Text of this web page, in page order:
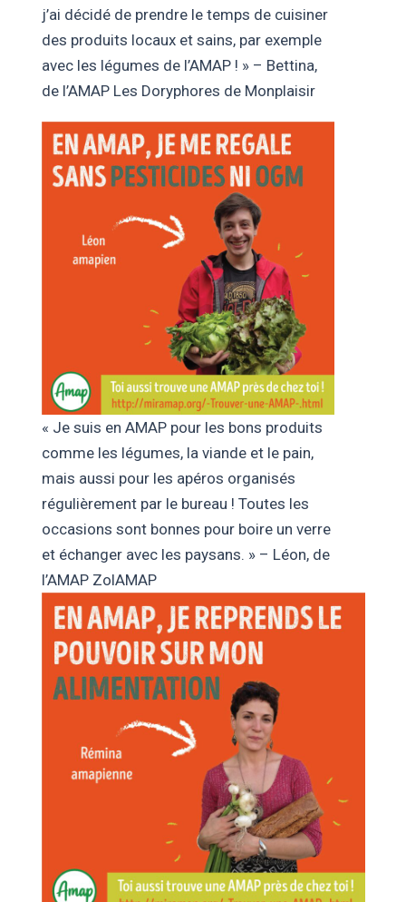
j’ai décidé de prendre le temps de cuisiner
des produits locaux et sains, par exemple
avec les légumes de l’AMAP ! » – Bettina,
de l’AMAP Les Doryphores de Monplaisir
« Je suis en AMAP pour les bons produits
comme les légumes, la viande et le pain,
mais aussi pour les apéros organisés
régulièrement par le bureau ! Toutes les
occasions sont bonnes pour boire un verre
et échanger avec les paysans. » – Léon, de
l’AMAP ZolAMAP